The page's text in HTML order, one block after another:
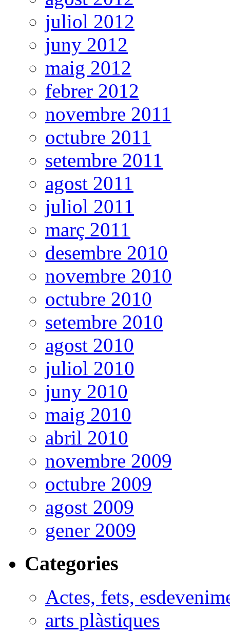
juliol 2012
juny 2012
maig 2012
febrer 2012
novembre 2011
octubre 2011
setembre 2011
agost 2011
juliol 2011
març 2011
desembre 2010
novembre 2010
octubre 2010
setembre 2010
agost 2010
juliol 2010
juny 2010
maig 2010
abril 2010
novembre 2009
octubre 2009
agost 2009
gener 2009
Categories
Actes, fets,
arts plàstiques